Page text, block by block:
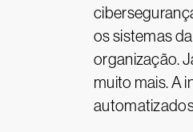
os sistemas
organização.
muito mais. A